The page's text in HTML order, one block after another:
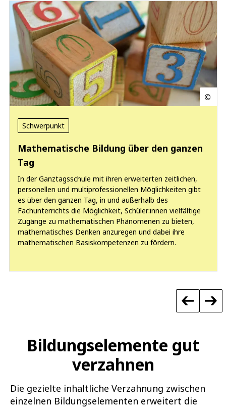
Schwerpunkt
Mathematische Bildung über den ganzen
Tag
In der Ganztagsschule mit ihren erweiterten zeitlichen,
personellen und multiprofessionellen Möglichkeiten gibt
es über den ganzen Tag, in und außerhalb des
Fachunterrichts die Möglichkeit, Schüler:innen vielfältige
Zugänge zu mathematischen Phänomenen zu bieten,
mathematisches Denken anzuregen und dabei ihre
mathematischen Basiskompetenzen zu fördern.
Bildungselemente gut
verzahnen
Die gezielte inhaltliche Verzahnung zwischen
einzelnen Bildungselementen erweitert die